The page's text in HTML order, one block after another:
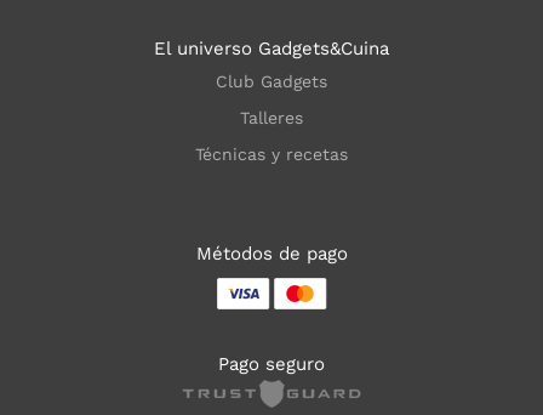
El universo Gadgets&Cuina
Club Gadgets
Talleres
Técnicas y recetas
Métodos de pago
Pago seguro